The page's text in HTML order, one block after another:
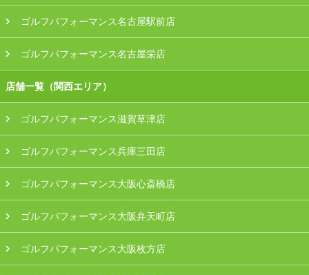
ゴルフパフォーマンス名古屋駅前店
ゴルフパフォーマンス名古屋栄店
店舗一覧（関西エリア）
ゴルフパフォーマンス滋賀草津店
ゴルフパフォーマンス兵庫三田店
ゴルフパフォーマンス大阪心斎橋店
ゴルフパフォーマンス大阪弁天町店
ゴルフパフォーマンス大阪枚方店